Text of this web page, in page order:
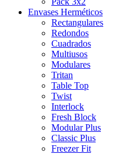
Envases Herméticos
Rectangulares
Redondos
Cuadrados
Multiusos
Modulares
Tritan
Table Top
Twist
Interlock
Fresh Block
Modular Plus
Classic Plus
Freezer Fit